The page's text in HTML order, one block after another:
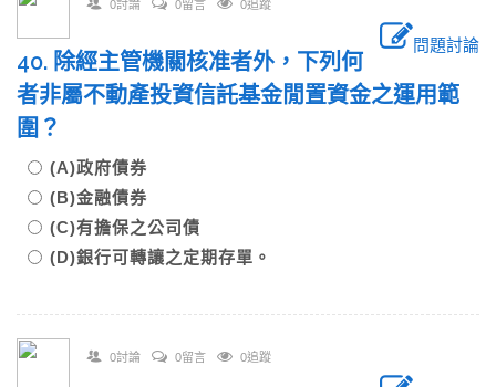
0討論 0留言 0追蹤
問題討論
40. 除經主管機關核准者外，下列何
者非屬不動產投資信託基金閒置資金之運用範
圍？
(A)政府債券
(B)金融債券
(C)有擔保之公司債
(D)銀行可轉讓之定期存單。
0討論 0留言 0追蹤